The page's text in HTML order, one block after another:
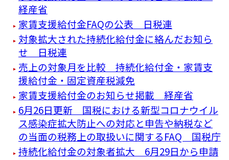
経産省
家賃支援給付金FAQの公表 日税連
対象拡大された持続化給付金に絡んだお知ら
せ 日税連
売上の対象月を比較 持続化給付金・家賃支
援給付金・固定資産税減免
家賃支援給付金のお知らせ掲載 経産省
6月26日更新 国税における新型コロナウイル
ス感染症拡大防止への対応と申告や納税など
の当面の税務上の取扱いに関するFAQ 国税庁
持続化給付金の対象者拡大 6月29日から申請